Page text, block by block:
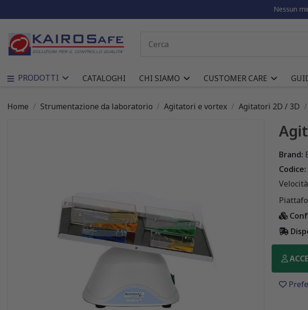
Nessun
PRODOTTI CATALOGHI CHI SIAMO CUSTOMER CARE
Home Strumentazione da laboratorio Agitatori e vortex Agitatori 2D / 3D
Brand:
Codice: